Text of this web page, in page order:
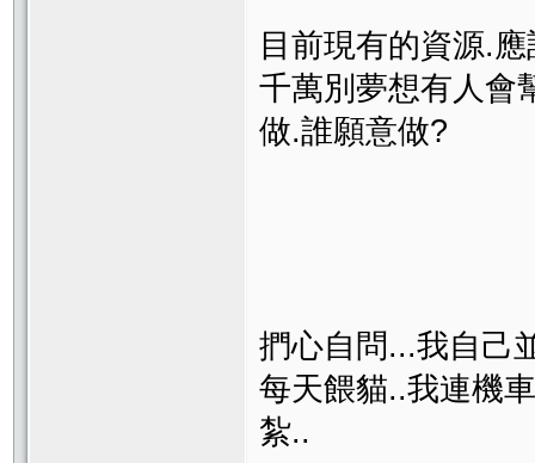
目前現有的資源.
千萬別夢想有人會
做.誰願意做?
捫心自問...我自己
每天餵貓..我連機
紮..